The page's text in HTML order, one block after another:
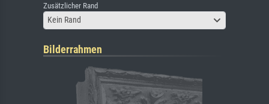
Zusätzlicher Rand
Kein Rand
Bilderrahmen